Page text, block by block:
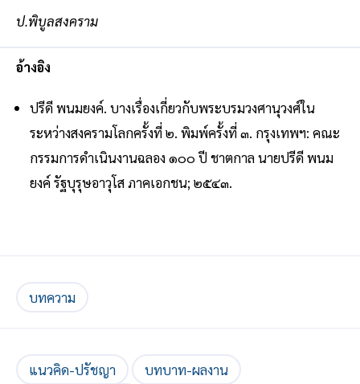
ป.พิบูลสงคราม
อ้างอิง
ปรีดี พนมยงค์. บางเรื่องเกี่ยวกับพระบรมวงศานุวงศ์ใน
ระหว่างสงครามโลกครั้งที่ ๒. พิมพ์ครั้งที่ ๓. กรุงเทพฯ: คณะ
กรรมการดำเนินงานฉลอง ๑๐๐ ปี ชาตกาล นายปรีดี พนม
ยงค์ รัฐบุรุษอาวุโส ภาคเอกชน; ๒๕๔๓.
บทความ
แนวคิด-ปรัชญา
บทบาท-ผลงาน